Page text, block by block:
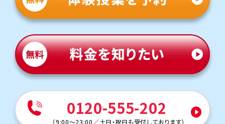
0120-555-202
（9:00～23:00 ／土日・祝日も受付しております）